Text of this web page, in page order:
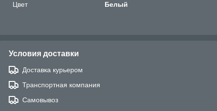
Цвет
Белый
Условия доставки
Доставка курьером
Транспортная компания
Самовывоз